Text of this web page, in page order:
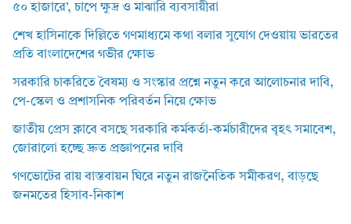
৫০ হাজারে’, চাপে ক্ষুদ্র ও মাঝারি ব্যবসায়ীরা
শেখ হাসিনাকে দিল্লিতে গণমাধ্যমে কথা বলার সুযোগ দেওয়ায় ভারতের
প্রতি বাংলাদেশের গভীর ক্ষোভ
সরকারি চাকরিতে বৈষম্য ও সংস্কার প্রশ্নে নতুন করে আলোচনার দাবি,
পে-স্কেল ও প্রশাসনিক পরিবর্তন নিয়ে ক্ষোভ
জাতীয় প্রেস ক্লাবে বসছে সরকারি কর্মকর্তা-কর্মচারীদের বৃহৎ সমাবেশ,
জোরালো হচ্ছে দ্রুত প্রজ্ঞাপনের দাবি
গণভোটের রায় বাস্তবায়ন ঘিরে নতুন রাজনৈতিক সমীকরণ, বাড়ছে
জনমতের হিসাব-নিকাশ